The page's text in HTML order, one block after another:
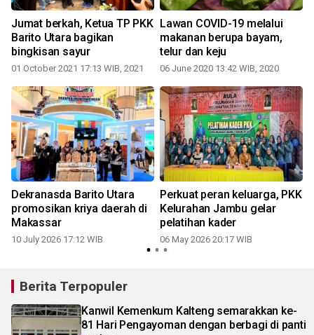
Jumat berkah, Ketua TP PKK
Barito Utara bagikan
bingkisan sayur
01 October 2021 17:13 WIB, 2021
Lawan COVID-19 melalui
makanan berupa bayam,
telur dan keju
06 June 2020 13:42 WIB, 2020
Dekranasda Barito Utara
promosikan kriya daerah di
Makassar
10 July 2026 17:12 WIB
Perkuat peran keluarga, PKK
Kelurahan Jambu gelar
pelatihan kader
06 May 2026 20:17 WIB
Berita Terpopuler
Kanwil Kemenkum Kalteng semarakkan ke-
81 Hari Pengayoman dengan berbagi di panti